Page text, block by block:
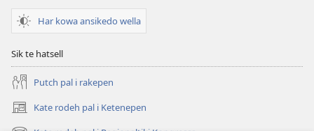
Har kowa ansikedo wella
Sik te hatsell
Putch pal i rakepen
Kate rodeh pal i Ketenepen
(opens
new